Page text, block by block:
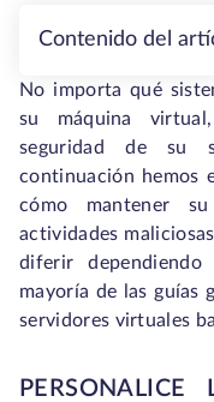
Contenido del
No importa qué
su máquina
seguridad de su
continuación hemos
cómo mantener
actividades
diferir
mayoría de las guías
servidores virtuales